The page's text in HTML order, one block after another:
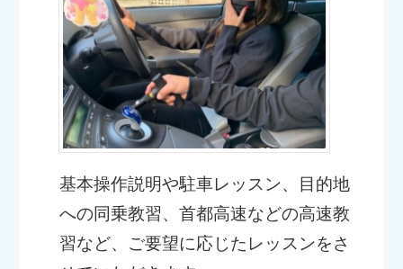
基本操作説明や駐車レッスン、目的地
への同乗教習、首都高速などの高速教
習など、ご要望に応じたレッスンをさ